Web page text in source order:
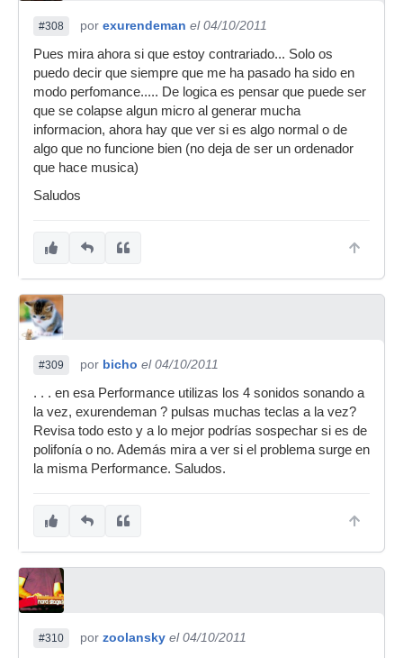
#308 por exurendeman el 04/10/2011
Pues mira ahora si que estoy contrariado... Solo os
puedo decir que siempre que me ha pasado ha sido en
modo perfomance..... De logica es pensar que puede ser
que se colapse algun micro al generar mucha
informacion, ahora hay que ver si es algo normal o de
algo que no funcione bien (no deja de ser un ordenador
que hace musica)
Saludos
#309 por bicho el 04/10/2011
. . . en esa Performance utilizas los 4 sonidos sonando a
la vez, exurendeman ? pulsas muchas teclas a la vez?
Revisa todo esto y a lo mejor podrías sospechar si es de
polifonía o no. Además mira a ver si el problema surge en
la misma Performance. Saludos.
#310 por zoolansky el 04/10/2011